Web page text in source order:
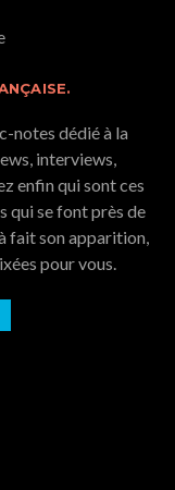
notes dédié à la
interviews,
enfin qui sont ces
qui se font près de
fait son apparition,
pour vous.